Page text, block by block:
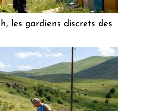
les gardiens discrets des